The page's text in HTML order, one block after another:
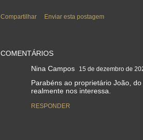
Compartilhar Enviar esta postagem
COMENTÁRIOS
Nina Campos
15 de dezembro de
Parabéns ao proprietário João,
realmente nos interessa.
RESPONDER